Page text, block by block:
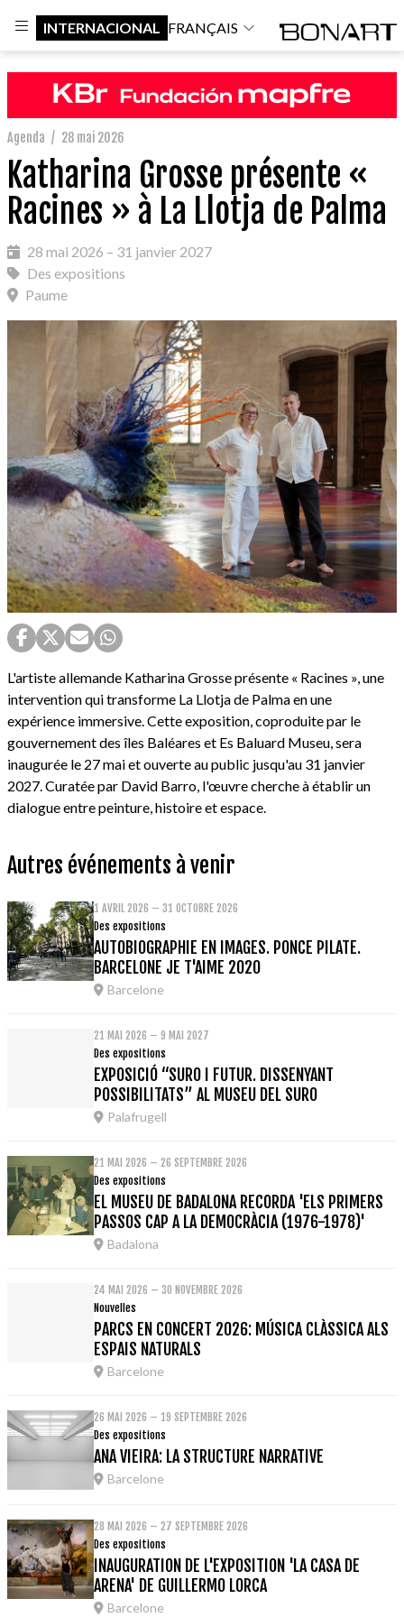
INTERNACIONAL FRANÇAIS
Agenda / 28 mai 2026
Katharina Grosse présente «
Racines » à La Llotja de Palma
28 mai 2026 – 31 janvier 2027
Des expositions
Paume
L'artiste allemande Katharina Grosse présente « Racines », une
intervention qui transforme La Llotja de Palma en une
expérience immersive. Cette exposition, coproduite par le
gouvernement des îles Baléares et Es Baluard Museu, sera
inaugurée le 27 mai et ouverte au public jusqu'au 31 janvier
2027. Curatée par David Barro, l'œuvre cherche à établir un
dialogue entre peinture, histoire et espace.
Autres événements à venir
1 AVRIL 2026 – 31 OCTOBRE 2026
Des expositions
AUTOBIOGRAPHIE EN IMAGES. PONCE PILATE.
BARCELONE JE T'AIME 2020
Barcelone
21 MAI 2026 – 9 MAI 2027
Des expositions
EXPOSICIÓ “SURO I FUTUR. DISSENYANT
POSSIBILITATS” AL MUSEU DEL SURO
Palafrugell
21 MAI 2026 – 26 SEPTEMBRE 2026
Des expositions
EL MUSEU DE BADALONA RECORDA 'ELS PRIMERS
PASSOS CAP A LA DEMOCRÀCIA (1976-1978)'
Badalona
24 MAI 2026 – 30 NOVEMBRE 2026
Nouvelles
PARCS EN CONCERT 2026: MÚSICA CLÀSSICA ALS
ESPAIS NATURALS
Barcelone
26 MAI 2026 – 19 SEPTEMBRE 2026
Des expositions
ANA VIEIRA: LA STRUCTURE NARRATIVE
Barcelone
28 MAI 2026 – 27 SEPTEMBRE 2026
Des expositions
INAUGURATION DE L'EXPOSITION 'LA CASA DE
ARENA' DE GUILLERMO LORCA
Barcelone